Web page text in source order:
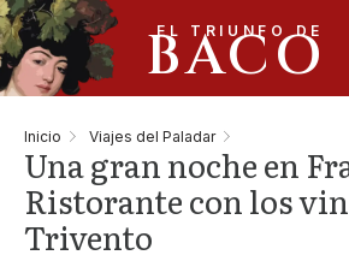
EL TRIUNFO DE
BACO
Inicio Viajes del Paladar
Una gran noche en
Ristorante con los
Trivento